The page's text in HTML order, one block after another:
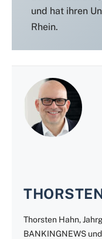
und hat ihren
Rhein.
Thorsten Hahn,
BANKINGNEWS